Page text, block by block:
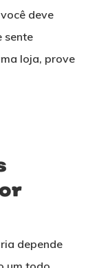
deve
sente
loja, prove
depende